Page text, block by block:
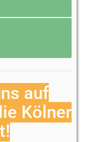
auf
Kölner